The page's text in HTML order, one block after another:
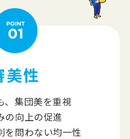
美性
、集団美を重視
の向上の促進
を問わない均一性